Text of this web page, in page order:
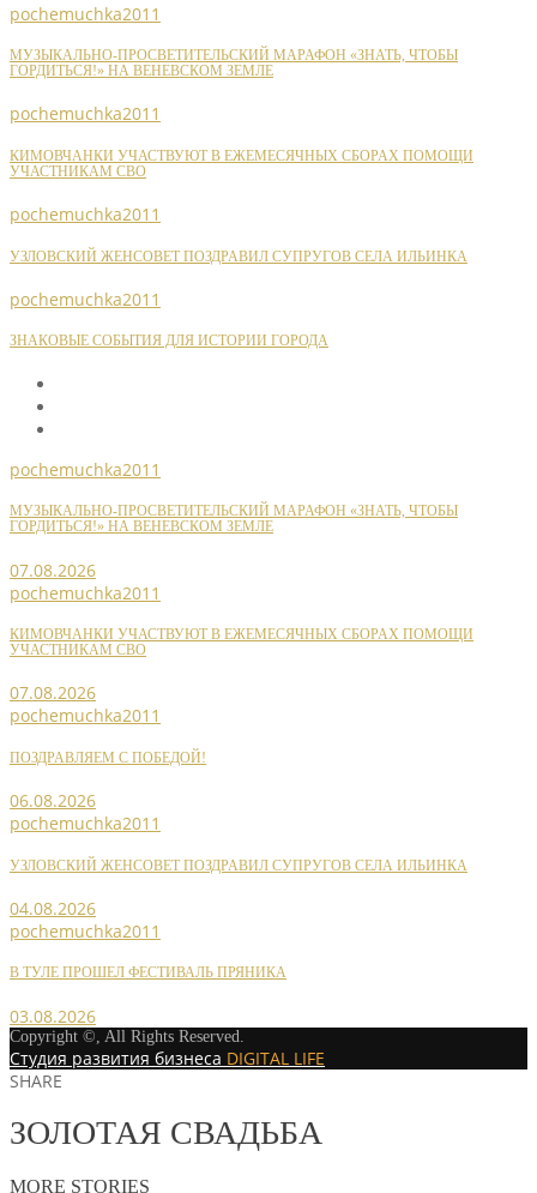
pochemuchka2011
МУЗЫКАЛЬНО-ПРОСВЕТИТЕЛЬСКИЙ МАРАФОН «ЗНАТЬ, ЧТОБЫ
ГОРДИТЬСЯ!» НА ВЕНЕВСКОМ ЗЕМЛЕ
pochemuchka2011
КИМОВЧАНКИ УЧАСТВУЮТ В ЕЖЕМЕСЯЧНЫХ СБОРАХ ПОМОЩИ
УЧАСТНИКАМ СВО
pochemuchka2011
УЗЛОВСКИЙ ЖЕНСОВЕТ ПОЗДРАВИЛ СУПРУГОВ СЕЛА ИЛЬИНКА
pochemuchka2011
ЗНАКОВЫЕ СОБЫТИЯ ДЛЯ ИСТОРИИ ГОРОДА
pochemuchka2011
МУЗЫКАЛЬНО-ПРОСВЕТИТЕЛЬСКИЙ МАРАФОН «ЗНАТЬ, ЧТОБЫ
ГОРДИТЬСЯ!» НА ВЕНЕВСКОМ ЗЕМЛЕ
07.08.2026
pochemuchka2011
КИМОВЧАНКИ УЧАСТВУЮТ В ЕЖЕМЕСЯЧНЫХ СБОРАХ ПОМОЩИ
УЧАСТНИКАМ СВО
07.08.2026
pochemuchka2011
ПОЗДРАВЛЯЕМ С ПОБЕДОЙ!
06.08.2026
pochemuchka2011
УЗЛОВСКИЙ ЖЕНСОВЕТ ПОЗДРАВИЛ СУПРУГОВ СЕЛА ИЛЬИНКА
04.08.2026
pochemuchka2011
В ТУЛЕ ПРОШЕЛ ФЕСТИВАЛЬ ПРЯНИКА
03.08.2026
Copyright ©, All Rights Reserved.
Студия развития бизнеса DIGITAL LIFE
SHARE
ЗОЛОТАЯ СВАДЬБА
MORE STORIES